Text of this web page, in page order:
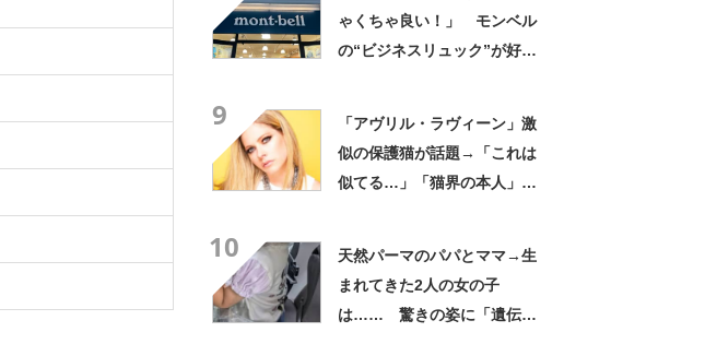
ゃくちゃ良い！」 モンベル
の“ビジネスリュック”が好
9
「アヴリル・ラヴィーン」激
似の保護猫が話題→「これは
似てる…」「猫界の本人」
10
天然パーマのパパとママ→生
まれてきた2人の女の子
は…… 驚きの姿に「遺伝っ